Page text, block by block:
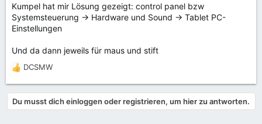
n
:
Kumpel hat mir Lösung gezeigt: control panel bzw
Systemsteuerung -> Hardware und Sound -> Tablet PC-
Einstellungen
Und da dann jeweils für maus und stift
R
a
k
DCSMW
Du musst dich einloggen oder registrieren, um hier zu antworten.